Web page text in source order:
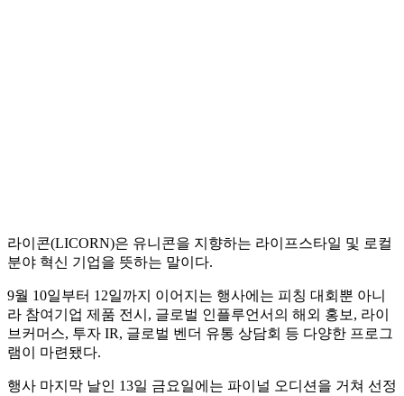
라이콘(LICORN)은 유니콘을 지향하는 라이프스타일 및 로컬
분야 혁신 기업을 뜻하는 말이다.
9월 10일부터 12일까지 이어지는 행사에는 피칭 대회뿐 아니
라 참여기업 제품 전시, 글로벌 인플루언서의 해외 홍보, 라이
브커머스, 투자 IR, 글로벌 벤더 유통 상담회 등 다양한 프로그
램이 마련됐다.
행사 마지막 날인 13일 금요일에는 파이널 오디션을 거쳐 선정